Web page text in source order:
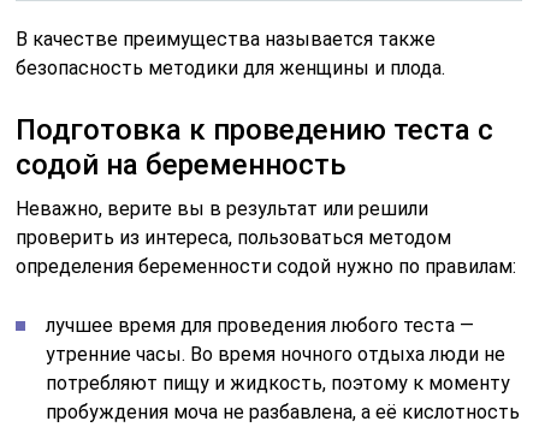
В качестве преимущества называется также
безопасность методики для женщины и плода.
Подготовка к проведению теста с
содой на беременность
Неважно, верите вы в результат или решили
проверить из интереса, пользоваться методом
определения беременности содой нужно по правилам:
лучшее время для проведения любого теста —
утренние часы. Во время ночного отдыха люди не
потребляют пищу и жидкость, поэтому к моменту
пробуждения моча не разбавлена, а её кислотность